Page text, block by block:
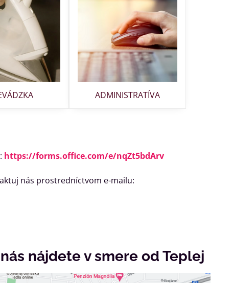
ADMINISTRATÍVA
https://forms.office.com/e/nqZt5bdArv
nás prostredníctvom e-mailu:
nájdete v smere od Teplej